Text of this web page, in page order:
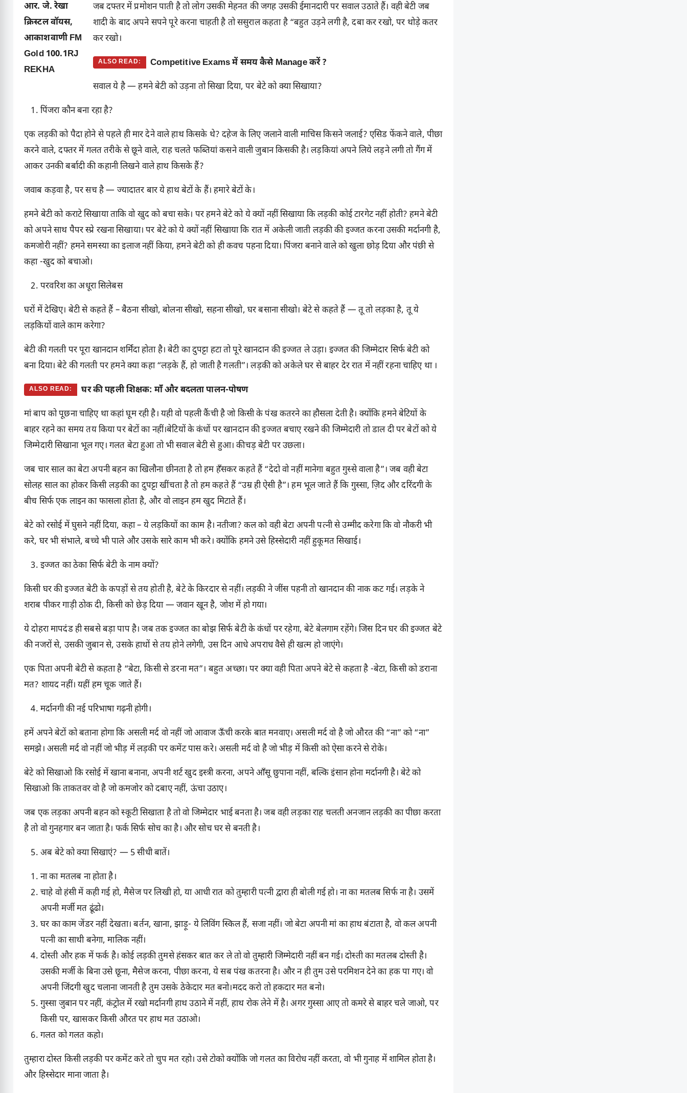
आर. जे. रेखा
क्रिस्टल वॉयस,
आकाशवाणी FM
Gold 100.1RJ
REKHA
जब दफ्तर में प्रमोशन पाती है तो लोग उसकी मेहनत की जगह उसकी ईमानदारी पर सवाल उठाते हैं। वही बेटी जब
शादी के बाद अपने सपने पूरे करना चाहती है तो ससुराल कहता है “बहुत उड़ने लगी है, दबा कर रखो, पर थोड़े कतर
कर रखो।
ALSO READ: Competitive Exams में समय कैसे Manage करें ?
सवाल ये है — हमने बेटी को उड़ना तो सिखा दिया, पर बेटे को क्या सिखाया?
पिंजरा कौन बना रहा है?
एक लड़की को पैदा होने से पहले ही मार देने वाले हाथ किसके थे? दहेज के लिए जलाने वाली माचिस किसने जलाई? एसिड फेंकने वाले, पीछा
करने वाले, दफ्तर में गलत तरीके से छूने वाले, राह चलते फब्तियां कसने वाली ज़ुबान किसकी है। लड़कियां अपने लिये लड़ने लगी तो गैंग में
आकर उनकी बर्बादी की कहानी लिखने वाले हाथ किसके हैं?
जवाब कड़वा है, पर सच है — ज्यादातर बार ये हाथ बेटों के हैं। हमारे बेटों के।
हमने बेटी को कराटे सिखाया ताकि वो खुद को बचा सके। पर हमने बेटे को ये क्यों नहीं सिखाया कि लड़की कोई टारगेट नहीं होती? हमने बेटी
को अपने साथ पैपर स्प्रे रखना सिखाया। पर बेटे को ये क्यों नहीं सिखाया कि रात में अकेली जाती लड़की की इज्जत करना उसकी मर्दानगी है,
कमजोरी नहीं? हमने समस्या का इलाज नहीं किया, हमने बेटी को ही कवच पहना दिया। पिंजरा बनाने वाले को खुला छोड़ दिया और पंछी से
कहा -खुद को बचाओ।
परवरिश का अधूरा सिलेबस
घरों में देखिए। बेटी से कहते हैं – बैठना सीखो, बोलना सीखो, सहना सीखो, घर बसाना सीखो। बेटे से कहते हैं — तू तो लड़का है, तू ये
लड़कियों वाले काम करेगा?
बेटी की गलती पर पूरा खानदान शर्मिंदा होता है। बेटी का दुपट्टा हटा तो पूरे खानदान की इज्जत ले उड़ा। इज्जत की जिम्मेदार सिर्फ बेटी को
बना दिया। बेटे की गलती पर हमने क्या कहा “लड़के हैं, हो जाती है गलती”। लड़की को अकेले घर से बाहर देर रात में नहीं रहना चाहिए था ।
ALSO READ: घर की पहली शिक्षक: माँ और बदलता पालन-पोषण
मां बाप को पूछना चाहिए था कहां घूम रही है। यही वो पहली कैंची है जो किसी के पंख कतरने का हौसला देती है। क्योंकि हमने बेटियों के
बाहर रहने का समय तय किया पर बेटों का नहीं।बेटियों के कंधों पर खानदान की इज्जत बचाए रखने की जिम्मेदारी तो डाल दी पर बेटों को ये
जिम्मेदारी सिखाना भूल गए। गलत बेटा हुआ तो भी सवाल बेटी से हुआ। कीचड़ बेटी पर उछला।
जब चार साल का बेटा अपनी बहन का खिलौना छीनता है तो हम हँसकर कहते हैं “देदो वो नहीं मानेगा बहुत गुस्से वाला है”। जब वही बेटा
सोलह साल का होकर किसी लड़की का दुपट्टा खींचता है तो हम कहते हैं “उम्र ही ऐसी है”। हम भूल जाते हैं कि गुस्सा, ज़िद और दरिंदगी के
बीच सिर्फ एक लाइन का फासला होता है, और वो लाइन हम खुद मिटाते हैं।
बेटे को रसोई में घुसने नहीं दिया, कहा – ये लड़कियों का काम है। नतीजा? कल को वही बेटा अपनी पत्नी से उम्मीद करेगा कि वो नौकरी भी
करे, घर भी संभाले, बच्चे भी पाले और उसके सारे काम भी करे। क्योंकि हमने उसे हिस्सेदारी नहीं हुकूमत सिखाई।
इज्जत का ठेका सिर्फ बेटी के नाम क्यों?
किसी घर की इज्जत बेटी के कपड़ों से तय होती है, बेटे के किरदार से नहीं। लड़की ने जींस पहनी तो खानदान की नाक कट गई। लड़के ने
शराब पीकर गाड़ी ठोक दी, किसी को छेड़ दिया — जवान खून है, जोश में हो गया।
ये दोहरा मापदंड ही सबसे बड़ा पाप है। जब तक इज्जत का बोझ सिर्फ बेटी के कंधों पर रहेगा, बेटे बेलगाम रहेंगे। जिस दिन घर की इज्जत बेटे
की नजरों से, उसकी जुबान से, उसके हाथों से तय होने लगेगी, उस दिन आधे अपराध वैसे ही खत्म हो जाएंगे।
एक पिता अपनी बेटी से कहता है “बेटा, किसी से डरना मत”। बहुत अच्छा। पर क्या वही पिता अपने बेटे से कहता है -बेटा, किसी को डराना
मत? शायद नहीं। यहीं हम चूक जाते हैं।
मर्दानगी की नई परिभाषा गढ़नी होगी।
हमें अपने बेटों को बताना होगा कि असली मर्द वो नहीं जो आवाज ऊँची करके बात मनवाए। असली मर्द वो है जो औरत की “ना” को “ना”
समझे। असली मर्द वो नहीं जो भीड़ में लड़की पर कमेंट पास करे। असली मर्द वो है जो भीड़ में किसी को ऐसा करने से रोके।
बेटे को सिखाओ कि रसोई में खाना बनाना, अपनी शर्ट खुद इस्त्री करना, अपने आँसू छुपाना नहीं, बल्कि इंसान होना मर्दानगी है। बेटे को
सिखाओ कि ताकतवर वो है जो कमजोर को दबाए नहीं, ऊंचा उठाए।
जब एक लड़का अपनी बहन को स्कूटी सिखाता है तो वो जिम्मेदार भाई बनता है। जब वही लड़का राह चलती अनजान लड़की का पीछा करता
है तो वो गुनहगार बन जाता है। फर्क सिर्फ सोच का है। और सोच घर से बनती है।
अब बेटे को क्या सिखाएं? — 5 सीधी बातें।
ना का मतलब ना होता है।
चाहे वो हंसी में कही गई हो, मैसेज पर लिखी हो, या आधी रात को तुम्हारी पत्नी द्वारा ही बोली गई हो। ना का मतलब सिर्फ ना है। उसमें
अपनी मर्जी मत ढूंढो।
घर का काम जेंडर नहीं देखता। बर्तन, खाना, झाड़ू- ये लिविंग स्किल हैं, सजा नहीं। जो बेटा अपनी मां का हाथ बंटाता है, वो कल अपनी
पत्नी का साथी बनेगा, मालिक नहीं।
दोस्ती और हक में फर्क है। कोई लड़की तुमसे हंसकर बात कर ले तो वो तुम्हारी जिम्मेदारी नहीं बन गई। दोस्ती का मतलब दोस्ती है।
उसकी मर्जी के बिना उसे छूना, मैसेज करना, पीछा करना, ये सब पंख कतरना है। और न ही तुम उसे परमिशन देने का हक पा गए। वो
अपनी जिंदगी खुद चलाना जानती है तुम उसके ठेकेदार मत बनो।मदद करो तो हकदार मत बनो।
गुस्सा जुबान पर नहीं, कंट्रोल में रखो मर्दानगी हाथ उठाने में नहीं, हाथ रोक लेने में है। अगर गुस्सा आए तो कमरे से बाहर चले जाओ, पर
किसी पर, खासकर किसी औरत पर हाथ मत उठाओ।
गलत को गलत कहो।
तुम्हारा दोस्त किसी लड़की पर कमेंट करे तो चुप मत रहो। उसे टोको क्योंकि जो गलत का विरोध नहीं करता, वो भी गुनाह में शामिल होता है।
और हिस्सेदार माना जाता है।